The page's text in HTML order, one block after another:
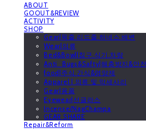
ABOUT
GOOUT&REVIEW
ACTIVITY
SHOP
Gear|목줄.리드줄.하네스.배변
Wear|의류
Bed&Bowl|침구.식기.차량
Anti_Bugs&Safty|해충방지&안전
food|주식.간식&영양제
Apparel | 의류 및 악세사리
Gear|용품
Eyewear|선글라스
Incense/NagChampa
GEAR SHARE
Repair&Reform